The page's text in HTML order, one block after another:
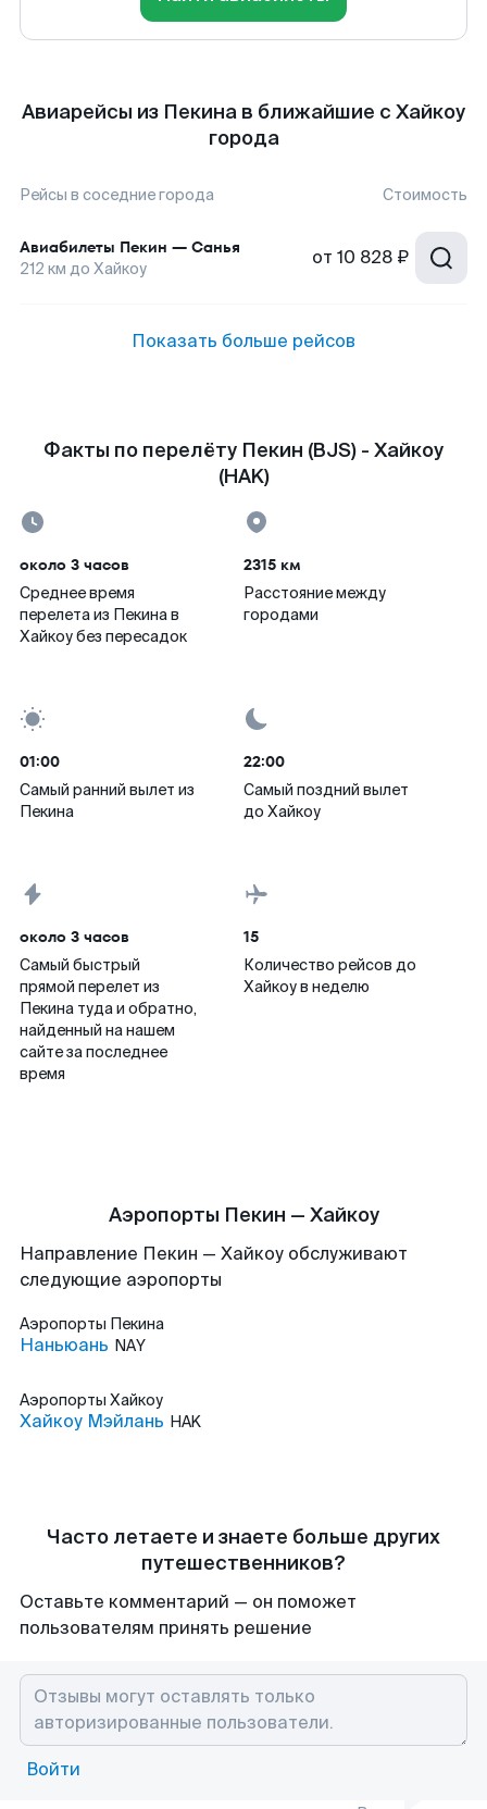
Авиарейсы из Пекина в ближайшие с Хайкоу
города
Рейсы в соседние города Стоимость
Авиабилеты Пекин — Санья
212 км до Хайкоу от 10 828 ₽
Показать больше рейсов
Факты по перелёту Пекин (BJS) - Хайкоу
(HAK)
около 3 часов
Среднее время
перелета из Пекина в
Хайкоу без пересадок
2315 км
Расстояние между
городами
01:00
Самый ранний вылет из
Пекина
22:00
Самый поздний вылет
до Хайкоу
около 3 часов
Самый быстрый
прямой перелет из
Пекина туда и обратно,
найденный на нашем
сайте за последнее
время
15
Количество рейсов до
Хайкоу в неделю
Аэропорты Пекин — Хайкоу
Направление Пекин — Хайкоу обслуживают
следующие аэропорты
Аэропорты Пекина
Наньюань NAY
Аэропорты Хайкоу
Хайкоу Мэйлань HAK
Часто летаете и знаете больше других
путешественников?
Оставьте комментарий — он поможет
пользователям принять решение
Войти